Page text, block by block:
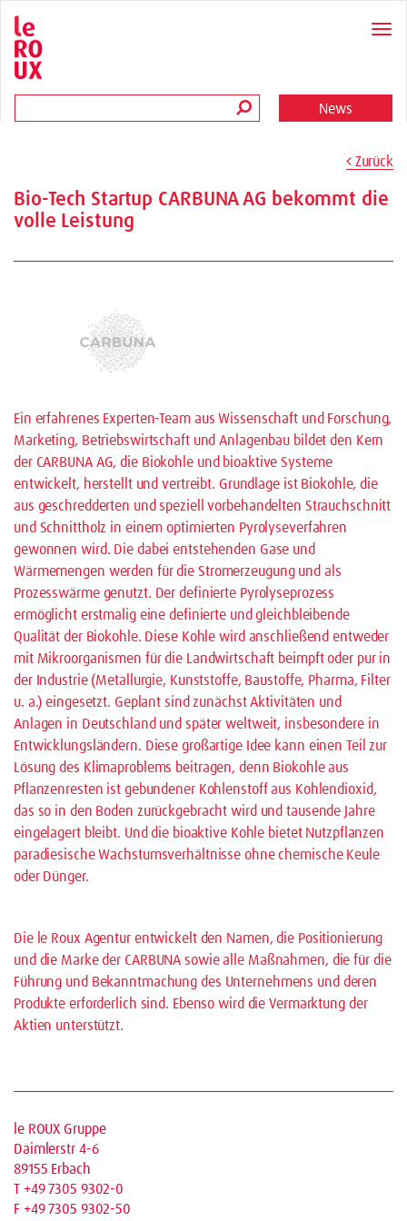
News
Zurück
Bio-Tech Startup CARBUNA AG bekommt die
volle Leistung
Ein erfahrenes Experten-Team aus Wissenschaft und Forschung,
Marketing, Betriebswirtschaft und Anlagenbau bildet den Kern
der CARBUNA AG, die Biokohle und bioaktive Systeme
entwickelt, herstellt und vertreibt. Grundlage ist Biokohle, die
aus geschredderten und speziell vorbehandelten Strauchschnitt
und Schnittholz in einem optimierten Pyrolyseverfahren
gewonnen wird. Die dabei entstehenden Gase und
Wärmemengen werden für die Stromerzeugung und als
Prozesswärme genutzt. Der definierte Pyrolyseprozess
ermöglicht erstmalig eine definierte und gleichbleibende
Qualität der Biokohle. Diese Kohle wird anschließend entweder
mit Mikroorganismen für die Landwirtschaft beimpft oder pur in
der Industrie (Metallurgie, Kunststoffe, Baustoffe, Pharma, Filter
u. a.) eingesetzt. Geplant sind zunächst Aktivitäten und
Anlagen in Deutschland und später weltweit, insbesondere in
Entwicklungsländern. Diese großartige Idee kann einen Teil zur
Lösung des Klimaproblems beitragen, denn Biokohle aus
Pflanzenresten ist gebundener Kohlenstoff aus Kohlendioxid,
das so in den Boden zurückgebracht wird und tausende Jahre
eingelagert bleibt. Und die bioaktive Kohle bietet Nutzpflanzen
paradiesische Wachstumsverhältnisse ohne chemische Keule
oder Dünger.
Die le Roux Agentur entwickelt den Namen, die Positionierung
und die Marke der CARBUNA sowie alle Maßnahmen, die für die
Führung und Bekanntmachung des Unternehmens und deren
Produkte erforderlich sind. Ebenso wird die Vermarktung der
Aktien unterstützt.
le ROUX Gruppe
Daimlerstr 4-6
89155 Erbach
T +49 7305 9302-0
F +49 7305 9302-50